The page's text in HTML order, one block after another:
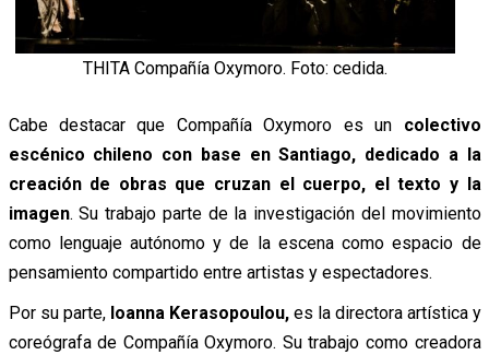
THITA Compañía Oxymoro. Foto: cedida.
Cabe destacar que Compañía Oxymoro es un colectivo
escénico chileno con base en Santiago, dedicado a la
creación de obras que cruzan el cuerpo, el texto y la
imagen. Su trabajo parte de la investigación del movimiento
como lenguaje autónomo y de la escena como espacio de
pensamiento compartido entre artistas y espectadores.
Por su parte,Ioanna Kerasopoulou,es la directora artística y
coreógrafa de Compañía Oxymoro. Su trabajo como creadora